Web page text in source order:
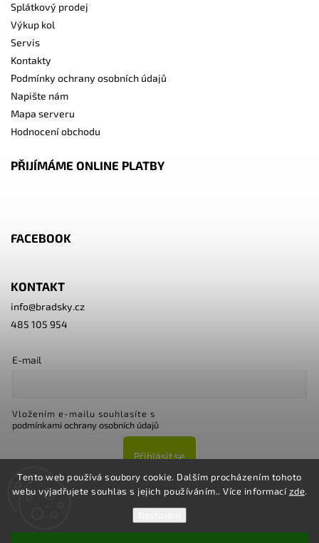
Tento web používá soubory cookie. Dalším procházením tohoto
webu vyjadřujete souhlas s jejich používáním.. Více informacízde.
Splátkový prodej
Výkup kol
Servis
Kontakty
Podmínky ochrany osobních údajů
Napište nám
Mapa serveru
Hodnocení obchodu
PŘIJÍMÁME ONLINE PLATBY
FACEBOOK
KONTAKT
info@bradsky.cz
485 105 954
E-mail
Vložením e-mailu souhlasíte s
podmínkami ochrany osobních údajů
Přihlásit se